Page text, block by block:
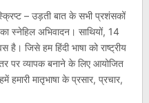
– उड़ती बात के सभी प्रशंसकों
स्नेहिल अभिवादन। साथियों, 14
है। जिसे हम हिंदी भाषा को राष्ट्रीय
पर व्यापक बनाने के लिए आयोजित
मातृभाषा के प्रसार, प्रचार,